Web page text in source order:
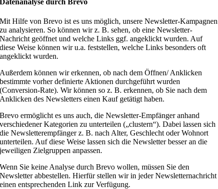
Datenanalyse durch Brevo
Mit Hilfe von Brevo ist es uns möglich, unsere Newsletter-Kampagnen
zu analysieren. So können wir z. B. sehen, ob eine Newsletter-
Nachricht geöffnet und welche Links ggf. angeklickt wurden. Auf
diese Weise können wir u.a. feststellen, welche Links besonders oft
angeklickt wurden.
Außerdem können wir erkennen, ob nach dem Öffnen/ Anklicken
bestimmte vorher definierte Aktionen durchgeführt wurden
(Conversion-Rate). Wir können so z. B. erkennen, ob Sie nach dem
Anklicken des Newsletters einen Kauf getätigt haben.
Brevo ermöglicht es uns auch, die Newsletter-Empfänger anhand
verschiedener Kategorien zu unterteilen („clustern“). Dabei lassen sich
die Newsletterempfänger z. B. nach Alter, Geschlecht oder Wohnort
unterteilen. Auf diese Weise lassen sich die Newsletter besser an die
jeweiligen Zielgruppen anpassen.
Wenn Sie keine Analyse durch Brevo wollen, müssen Sie den
Newsletter abbestellen. Hierfür stellen wir in jeder Newsletternachricht
einen entsprechenden Link zur Verfügung.